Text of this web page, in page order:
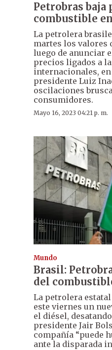
Petrobras baja
combustible
La petrolera
martes los valores
luego de anunciar
precios ligados a
internacionales,
presidente Luiz
oscilaciones
consumidores.
Mayo 16, 2023 04:21 p. m.
Mundo
Brasil:
del
La petrolera
este viernes un
el diésel,
presidente Jair
compañía “puede
ante la disparada